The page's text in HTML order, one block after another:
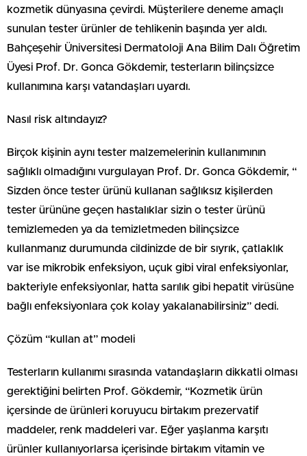
kozmetik dünyasına çevirdi. Müşterilere deneme amaçlı
sunulan tester ürünler de tehlikenin başında yer aldı.
Bahçeşehir Üniversitesi Dermatoloji Ana Bilim Dalı Öğretim
Üyesi Prof. Dr. Gonca Gökdemir, testerların bilinçsizce
kullanımına karşı vatandaşları uyardı.
Nasıl risk altındayız?
Birçok kişinin aynı tester malzemelerinin kullanımının
sağlıklı olmadığını vurgulayan Prof. Dr. Gonca Gökdemir, “
Sizden önce tester ürünü kullanan sağlıksız kişilerden
tester ürününe geçen hastalıklar sizin o tester ürünü
temizlemeden ya da temizletmeden bilinçsizce
kullanmanız durumunda cildinizde de bir sıyrık, çatlaklık
var ise mikrobik enfeksiyon, uçuk gibi viral enfeksiyonlar,
bakteriyle enfeksiyonlar, hatta sarılık gibi hepatit virüsüne
bağlı enfeksiyonlara çok kolay yakalanabilirsiniz” dedi.
Çözüm “kullan at” modeli
Testerların kullanımı sırasında vatandaşların dikkatli olması
gerektiğini belirten Prof. Gökdemir, “Kozmetik ürün
içersinde de ürünleri koruyucu birtakım prezervatif
maddeler, renk maddeleri var. Eğer yaşlanma karşıtı
ürünler kullanıyorlarsa içerisinde birtakım vitamin ve